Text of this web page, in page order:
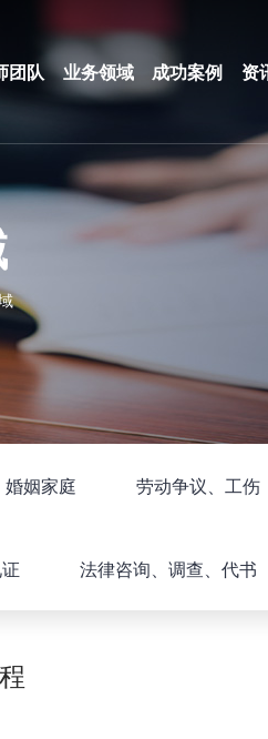
团队 业务领域 成功案例 资
婚姻家庭 劳动争议、工伤
法律咨询、调查、代书